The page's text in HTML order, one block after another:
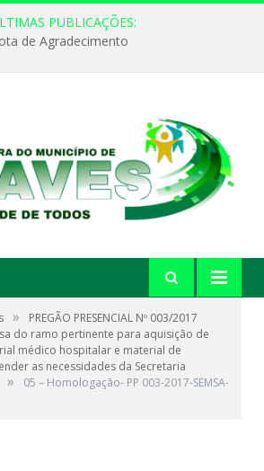
PUBLICAÇÕES:
de Agradecimento
»
PREGÃO PRESENCIAL Nº 003/2017
do ramo pertinente para aquisição de
médico hospitalar e material de
as necessidades da Secretaria
»
05 – Homologação- PP 003-2017-SEMSA-